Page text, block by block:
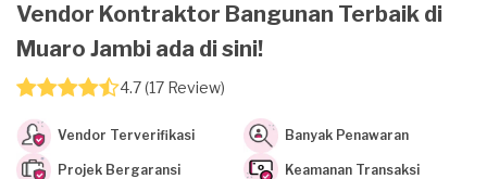
Vendor Kontraktor Bangunan Terbaik di
Muaro Jambi ada di sini!
4.7 (17 Review)
Vendor Terverifikasi Banyak Penawaran
Projek Bergaransi Keamanan Transaksi